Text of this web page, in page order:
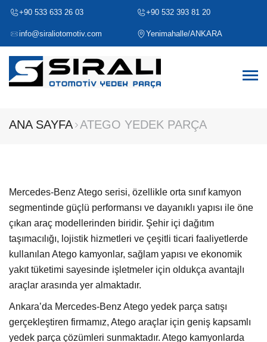
+90 533 633 26 03 +90 532 393 81 20
info@siraliotomotiv.com Yenimahalle/ANKARA
ANA SAYFA ATEGO YEDEK PARÇA
Mercedes-Benz Atego serisi, özellikle orta sınıf kamyon
segmentinde güçlü performansı ve dayanıklı yapısı ile öne
çıkan araç modellerinden biridir. Şehir içi dağıtım
taşımacılığı, lojistik hizmetleri ve çeşitli ticari faaliyetlerde
kullanılan Atego kamyonlar, sağlam yapısı ve ekonomik
yakıt tüketimi sayesinde işletmeler için oldukça avantajlı
araçlar arasında yer almaktadır.
Ankara’da Mercedes-Benz Atego yedek parça satışı
gerçekleştiren firmamız, Atego araçlar için geniş kapsamlı
yedek parça çözümleri sunmaktadır. Atego kamyonlarda